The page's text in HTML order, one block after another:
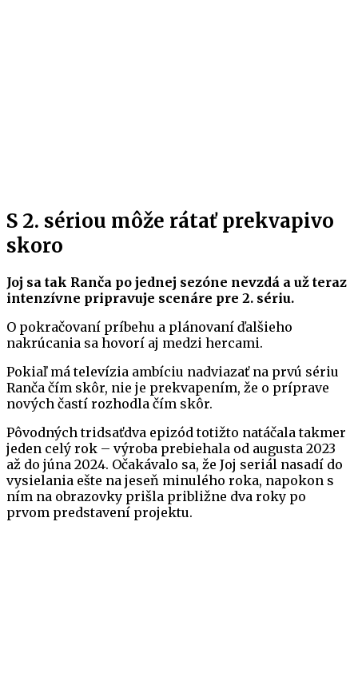
S 2. sériou môže rátať prekvapivo
skoro
Joj sa tak Ranča po jednej sezóne nevzdá a už teraz
intenzívne pripravuje scenáre pre 2. sériu.
O pokračovaní príbehu a plánovaní ďalšieho
nakrúcania sa hovorí aj medzi hercami.
Pokiaľ má televízia ambíciu nadviazať na prvú sériu
Ranča čím skôr, nie je prekvapením, že o príprave
nových častí rozhodla čím skôr.
Pôvodných tridsaťdva epizód totižto natáčala takmer
jeden celý rok – výroba prebiehala od augusta 2023
až do júna 2024. Očakávalo sa, že Joj seriál nasadí do
vysielania ešte na jeseň minulého roka, napokon s
ním na obrazovky prišla približne dva roky po
prvom predstavení projektu.